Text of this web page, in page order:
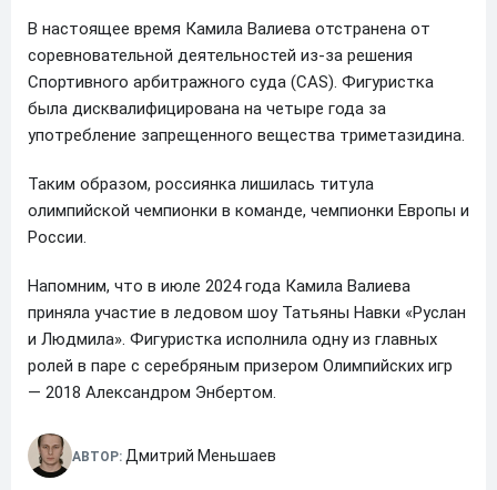
В настоящее время Камила Валиева отстранена от
соревновательной деятельностей из-за решения
Спортивного арбитражного суда (CAS). Фигуристка
была дисквалифицирована на четыре года за
употребление запрещенного вещества триметазидина.
Таким образом, россиянка лишилась титула
олимпийской чемпионки в команде, чемпионки Европы и
России.
Напомним, что в июле 2024 года Камила Валиева
приняла участие в ледовом шоу Татьяны Навки «Руслан
и Людмила». Фигуристка исполнила одну из главных
ролей в паре с серебряным призером Олимпийских игр
— 2018 Александром Энбертом.
АВТОР: Дмитрий Меньшаев